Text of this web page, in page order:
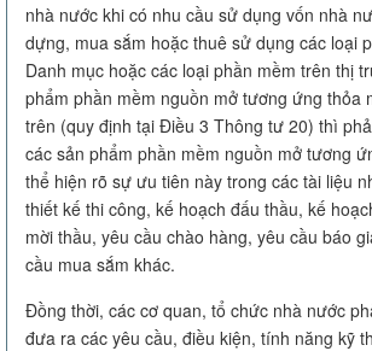
nhà nước khi có nhu cầu sử dụng vốn nhà
dựng, mua sắm hoặc thuê sử dụng các loại
Danh mục hoặc các loại phần mềm trên thị
phẩm phần mềm nguồn mở tương ứng thỏa
trên (quy định tại Điều 3 Thông tư 20) thì
các sản phẩm phần mềm nguồn mở tương
thể hiện rõ sự ưu tiên này trong các tài liệu
thiết kế thi công, kế hoạch đấu thầu, kế
mời thầu, yêu cầu chào hàng, yêu cầu báo
cầu mua sắm khác.
Đồng thời, các cơ quan, tổ chức nhà nước
đưa ra các yêu cầu, điều kiện, tính năng kỹ